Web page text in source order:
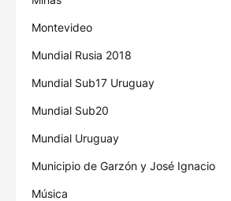
Montevideo
Mundial Rusia 2018
Mundial Sub17 Uruguay
Mundial Sub20
Mundial Uruguay
Municipio de Garzón y José Ignacio
Música